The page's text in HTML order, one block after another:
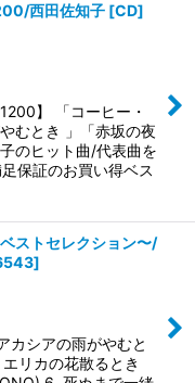
西田佐知子 [CD]
】 「コーヒー・
むとき 」「赤坂の夜
のヒット曲/代表曲を
保証のお買い得ベス
ストセレクション〜/
]
カシアの雨がやむと
リカの花散るとき